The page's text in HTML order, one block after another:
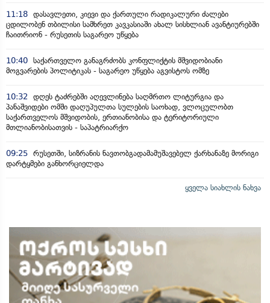
11:18 დასავლეთი, კიევი და ქართული რადიკალური ძალები
ცდილობენ თბილისი სამხრეთ კავკასიაში ახალ სისხლიან ავანტიურებში
ჩაითრიონ - რუსეთის საგარეო უწყება
10:40 საქართველო განაგრძობს კონფლიქტის მშვიდობიანი
მოგვარების პოლიტიკას - საგარეო უწყება აგვისტოს ომზე
10:32 დღეს ტაძრებში აღევლინება საღმრთო ლიტურგია და
პანაშვიდები ომში დაღუპულთა სულების საოხად, ვლოცულობთ
საქართველოს მშვიდობის, ერთიანობისა და ტერიტორიული
მთლიანობისათვის - საპატრიარქო
09:25 რუსეთში, სიზრანის ნავთობგადამამუშავებელ ქარხანაზე მორიგი
დარტყმები განხორციელდა
ყველა სიახლის ნახვა